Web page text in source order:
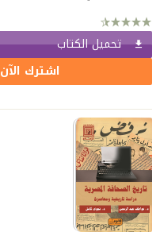
تحميل الكتاب
اشترك الآن